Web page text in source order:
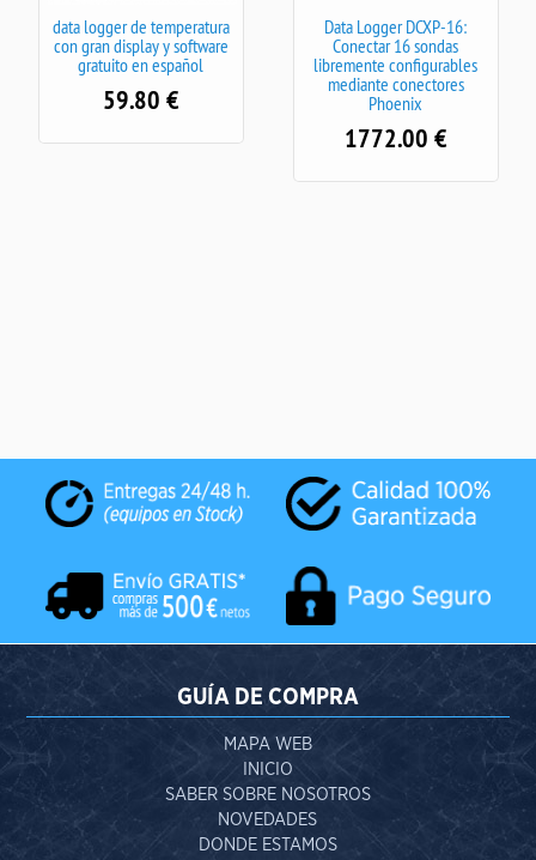
data logger de temperatura
con gran display y software
gratuito en español
59.80 €
Data Logger DCXP-16:
Conectar 16 sondas
libremente configurables
mediante conectores
Phoenix
1772.00 €
GUÍA DE COMPRA
MAPA WEB
INICIO
SABER SOBRE NOSOTROS
NOVEDADES
DONDE ESTAMOS